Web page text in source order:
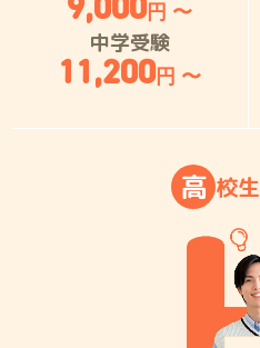
9,000円 〜
中学受験
11,200円 〜
高 校生